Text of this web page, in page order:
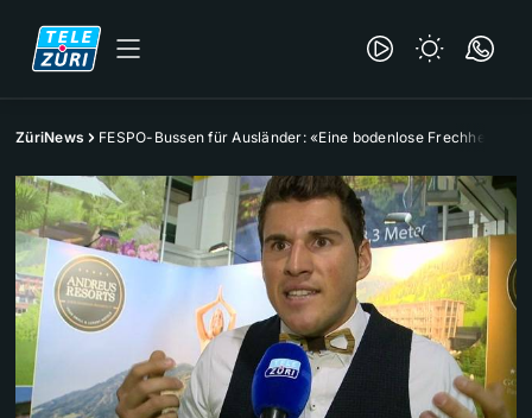
ZüriNews FESPO-Bussen für Ausländer: «Eine bodenlose Frechheit!»